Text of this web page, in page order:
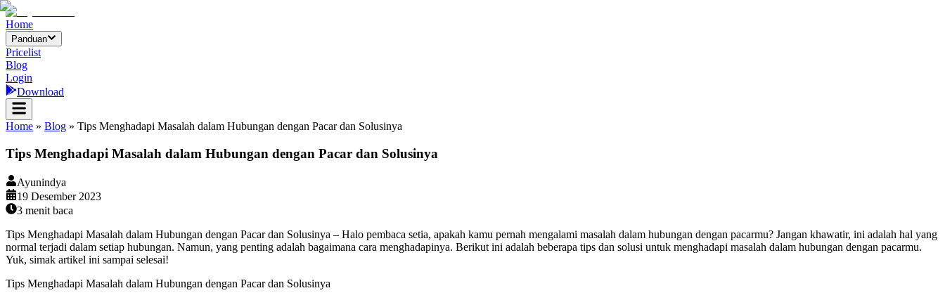
Home
Panduan
Pricelist
Blog
Login
Download
Home » Blog » Tips Menghadapi Masalah dalam Hubungan dengan Pacar dan Solusinya
Tips Menghadapi Masalah dalam Hubungan dengan Pacar dan Solusinya
Ayunindya
19 Desember 2023
3 menit baca
Tips Menghadapi Masalah dalam Hubungan dengan Pacar dan Solusinya – Halo pembaca setia, apakah kamu pernah mengalami masalah dalam hubungan dengan pacarmu? Jangan khawatir, ini adalah hal yang
normal terjadi dalam setiap hubungan. Namun, yang penting adalah bagaimana cara menghadapinya. Berikut ini adalah beberapa tips dan solusi untuk menghadapi masalah dalam hubungan dengan pacarmu.
Yuk, simak artikel ini sampai selesai!
Tips Menghadapi Masalah dalam Hubungan dengan Pacar dan Solusinya